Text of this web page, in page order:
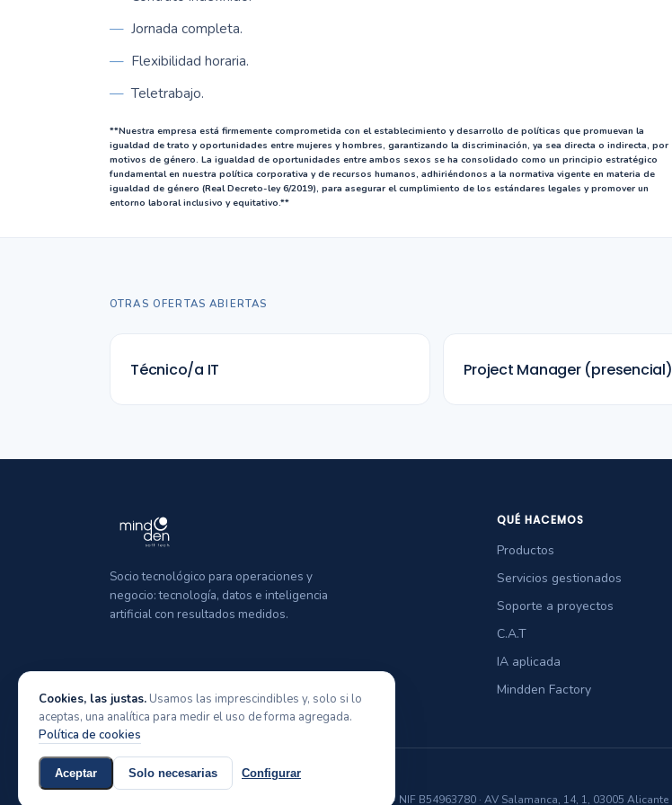
Jornada completa.
Flexibilidad horaria.
Teletrabajo.
**Nuestra empresa está firmemente comprometida con el establecimiento y desarrollo de políticas que promuevan la
igualdad de trato y oportunidades entre mujeres y hombres, garantizando la discriminación, ya sea directa o indirecta, por
motivos de género. La igualdad de oportunidades entre ambos sexos se ha consolidado como un principio estratégico
fundamental en nuestra política corporativa y de recursos humanos, adhiriéndonos a la normativa vigente en materia de
igualdad de género (Real Decreto-ley 6/2019), para asegurar el cumplimiento de los estándares legales y promover un
entorno laboral inclusivo y equitativo.**
OTRAS OFERTAS ABIERTAS
Técnico/a IT Project Manager (presencial)
Socio tecnológico para operaciones y
negocio: tecnología, datos e inteligencia
artificial con resultados medidos.
QUÉ HACEMOS
Productos
Servicios gestionados
Soporte a proyectos
C.A.T
IA aplicada
Mindden Factory
© 2026 Mindden Soft Tech
GRUPO ALINVENTOR DESARROLLO ESTRATEGICO, S.L. · NIF B54963780 · AV Salamanca, 14, 1, 03005 Alicante
Cookies, las justas. Usamos las imprescindibles y, solo si lo
aceptas, una analítica para medir el uso de forma agregada.
Política de cookies
Aceptar Solo necesarias Configurar